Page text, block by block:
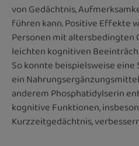
von Gedächtnis,
führen kann. Positive Effekte
Personen mit
leichten kognitiven
So konnte beispielsweise eine
ein
anderem Phosphatidylserin
kognitive Funktionen,
Kurzzeitgedächtnis,